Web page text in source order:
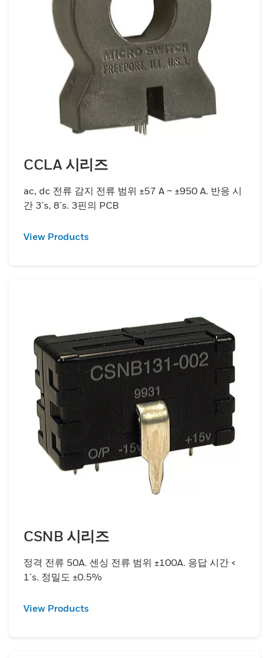
CCLA 시리즈
ac, dc 전류 감지 전류 범위 ±57 A ~ ±950 A. 반응 시
간 3μs, 8μs. 3핀의 PCB
View Products
CSNB 시리즈
정격 전류 50A. 센싱 전류 범위 ±100A. 응답 시간 <
1μs. 정밀도 ±0.5%
View Products